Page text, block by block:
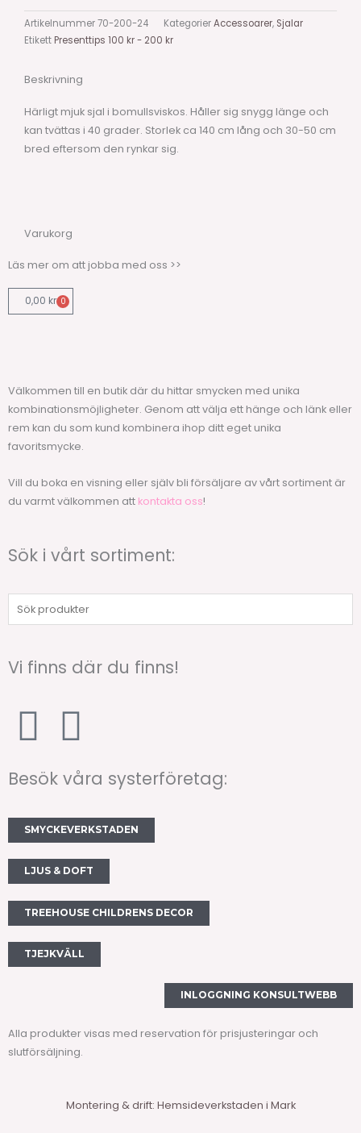
Artikelnummer70-200-24 KategorierAccessoarer, Sjalar
Etikett Presenttips 100 kr - 200 kr
Beskrivning
Härligt mjuk sjal i bomullsviskos. Håller sig snygg länge och
kan tvättas i 40 grader. Storlek ca 140 cm lång och 30-50 cm
bred eftersom den rynkar sig.
Varukorg
Läs mer om att jobba med oss >>
0,00 kr 0
Varukorg
Välkommen till en butik där du hittar smycken med unika
kombinationsmöjligheter. Genom att välja ett hänge och länk eller
rem kan du som kund kombinera ihop ditt eget unika
favoritsmycke.
Vill du boka en visning eller själv bli försäljare av vårt sortiment är
du varmt välkommen att kontakta oss!
Sök i vårt sortiment:
Vi finns där du finns!
F
a
c
e
b
o
o
I
n
s
t
a
g
r
m
Besök våra systerföretag:
SMYCKEVERKSTADEN
LJUS & DOFT
TREEHOUSE CHILDRENS DECOR
TJEJKVÄLL
INLOGGNING KONSULTWEBB
Alla produkter visas med reservation för prisjusteringar och
slutförsäljning.
Montering & drift: Hemsideverkstaden i Mark